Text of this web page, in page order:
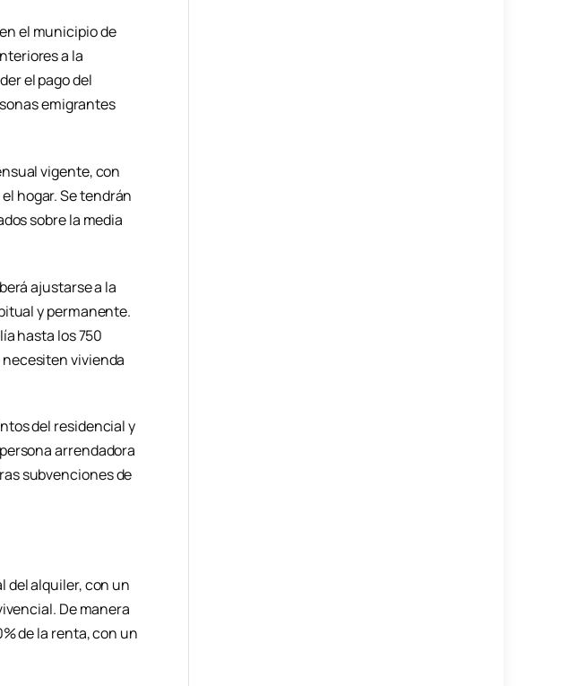
el municipio de
a la
el pago del
emigrantes
vigente, con
hogar. Se tendrán
sobre la media
ajustarse a la
y permanente.
hasta los 750
vivienda
del residencial y
arrendadora
subvenciones de
del alquiler, con un
De manera
de la renta, con un